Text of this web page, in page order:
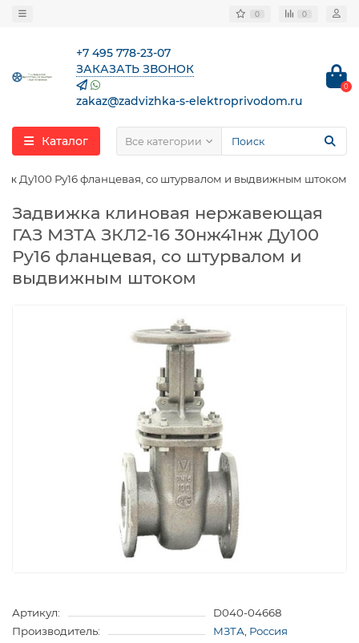
0 0
+7 495 778-23-07
ЗАКАЗАТЬ ЗВОНОК
zakaz@zadvizhka-s-elektroprivodom.ru
0
Каталог Все категории
Ду100 Ру16 фланцевая, со штурвалом и выдвижным штоком
Задвижка клиновая нержавеющая
ГАЗ МЗТА ЗКЛ2-16 30нж41нж Ду100
Ру16 фланцевая, со штурвалом и
выдвижным штоком
Артикул:
D040-04668
Производитель:
МЗТА, Россия